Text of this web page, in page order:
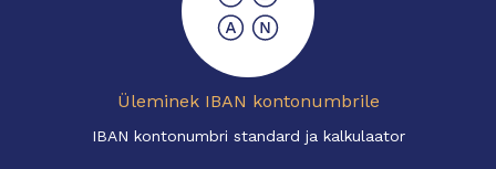
Üleminek IBAN kontonumbrile
IBAN kontonumbri standard ja kalkulaator